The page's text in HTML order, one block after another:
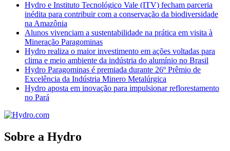
Hydro e Instituto Tecnológico Vale (ITV) fecham parceria
inédita para contribuir com a conservação da biodiversidade
na Amazônia
Alunos vivenciam a sustentabilidade na prática em visita à
Mineração Paragominas
Hydro realiza o maior investimento em ações voltadas para
clima e meio ambiente da indústria do alumínio no Brasil
Hydro Paragominas é premiada durante 26º Prêmio de
Excelência da Indústria Minero Metalúrgica
Hydro aposta em inovação para impulsionar reflorestamento
no Pará
Sobre a Hydro